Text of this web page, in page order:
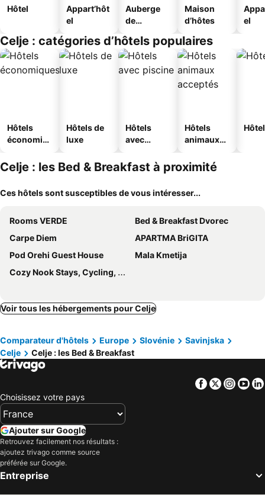
Hôtel
Appart’hôt
el
Auberge
de
Maison
d’hôtes
el
Celje : catégories d’hôtels populaires
Hôtels
économiq
Hôtels de
luxe
Hôtels
avec
Hôtels
animaux
Celje : les Bed & Breakfast à proximité
Ces hôtels sont susceptibles de vous intéresser...
Rooms VERDE
Bed & Breakfast Dvorec
Carpe Diem
APARTMA BriGITA
Pod Orehi Guest House
Mala Kmetija
Cozy Nook Stays, Cycling, Hiking, Rogla in Terme Zreče,
Voir tous les hébergements pour Celje
Comparateur d'hôtels Europe Slovénie
Savinjska
Celje
Celje : les Bed & Breakfast
Facebook
Twitter
Choisissez votre pays
Ajouter sur Google
Retrouvez facilement nos résultats :
ajoutez trivago comme source
préférée sur Google.
Entreprise